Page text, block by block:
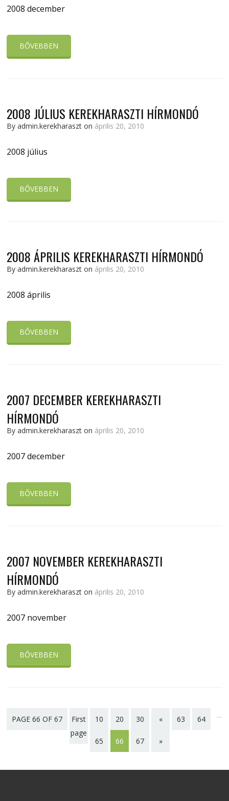
2008 december
BŐVEBBEN
2008 JÚLIUS KEREKHARASZTI HÍRMONDÓ
By admin.kerekharaszt on április 20, 2010
2008 július
BŐVEBBEN
2008 ÁPRILIS KEREKHARASZTI HÍRMONDÓ
By admin.kerekharaszt on április 20, 2010
2008 április
BŐVEBBEN
2007 DECEMBER KEREKHARASZTI
HÍRMONDÓ
By admin.kerekharaszt on április 20, 2010
2007 december
BŐVEBBEN
2007 NOVEMBER KEREKHARASZTI
HÍRMONDÓ
By admin.kerekharaszt on április 20, 2010
2007 november
BŐVEBBEN
PAGE 66 OF 67
First
page
...
10 20 30 « 63 64
65 66 67 »